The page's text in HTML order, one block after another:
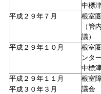
中標津
平成２９年７月
根室
（管
議）
平成２９年１０月
根室
ンタ
中標津
平成２９年１１月
根室
議会
平成３０年３月